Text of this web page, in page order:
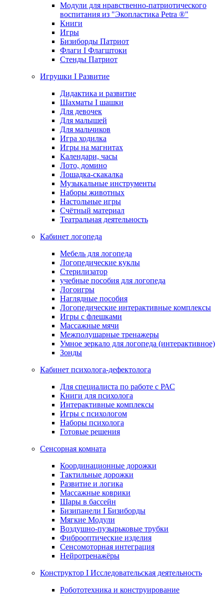
Модули для нравственно-патриотического
воспитания из "Экопластика Petra ®"
Книги
Игры
Бизиборды Патриот
Флаги I Флагштоки
Стенды Патриот
Игрушки I Развитие
Дидактика и развитие
Шахматы I шашки
Для девочек
Для малышей
Для мальчиков
Игра ходилка
Игры на магнитах
Календари, часы
Лото, домино
Лошадка-скакалка
Музыкальные инструменты
Наборы животных
Настольные игры
Счётный материал
Театральная деятельность
Кабинет логопеда
Мебель для логопеда
Логопедические куклы
Стерилизатор
учебные пособия для логопеда
Логоигры
Наглядные пособия
Логопедические интерактивные комплексы
Игры с флешками
Массажные мячи
Межполушарные тренажеры
Умное зеркало для логопеда (интерактивное)
Зонды
Кабинет психолога-дефектолога
Для специалиста по работе с РАС
Книги для психолога
Интерактивные комплексы
Игры с психологом
Наборы психолога
Готовые решения
Сенсорная комната
Координационные дорожки
Тактильные дорожки
Развитие и логика
Массажные коврики
Шары в бассейн
Бизипанели I Бизиборды
Мягкие Модули
Воздушно-пузырьковые трубки
Фиброоптические изделия
Сенсомоторная интеграция
Нейротренажёры
Конструктор I Исследовательская деятельность
Робототехника и конструирование